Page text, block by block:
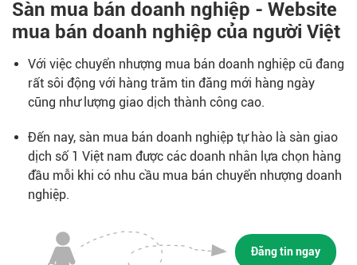
Sàn mua bán doanh nghiệp - Website
mua bán doanh nghiệp của người Việt
Với việc chuyển nhượng mua bán doanh nghiệp cũ đang
rất sôi động với hàng trăm tin đăng mới hàng ngày
cũng như lượng giao dịch thành công cao.
Đến nay, sàn mua bán doanh nghiệp tự hào là sàn giao
dịch số 1 Việt nam được các doanh nhân lựa chọn hàng
đầu mỗi khi có nhu cầu mua bán chuyển nhượng doanh
nghiệp.
Đăng tin ngay